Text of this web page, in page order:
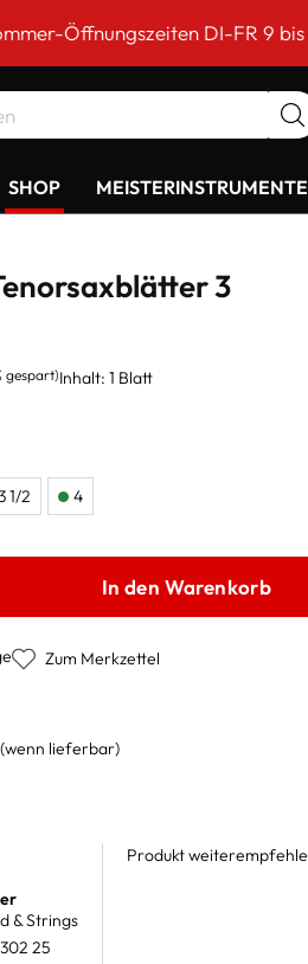
DI-FR 9 bis 18
SHOP MEISTERINSTRUMENTE
3
gespart)Inhalt: 1 Blatt
1/2 4
In den Warenkorb
Zum Merkzettel
(wenn lieferbar)
& Strings
25
Produkt